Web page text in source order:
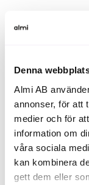
Denna
Almi AB
annonser, för att
medier och för
information om
våra sociala
kan kombinera
gett dem eller